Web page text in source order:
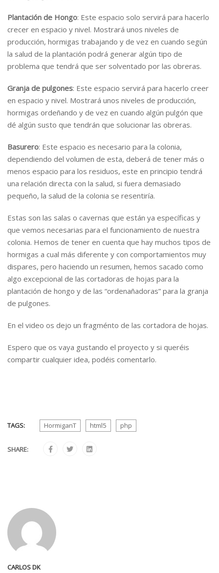
Plantación de Hongo: Este espacio solo servirá para hacerlo
crecer en espacio y nivel. Mostrará unos niveles de
producción, hormigas trabajando y de vez en cuando según
la salud de la plantación podrá generar algún tipo de
problema que tendrá que ser solventado por las obreras.
Granja de pulgones: Este espacio servirá para hacerlo creer
en espacio y nivel. Mostrará unos niveles de producción,
hormigas ordeñando y de vez en cuando algún pulgón que
dé algún susto que tendrán que solucionar las obreras.
Basurero: Este espacio es necesario para la colonia,
dependiendo del volumen de esta, deberá de tener más o
menos espacio para los residuos, este en principio tendrá
una relación directa con la salud, si fuera demasiado
pequeño, la salud de la colonia se resentiría.
Estas son las salas o cavernas que están ya específicas y
que vemos necesarias para el funcionamiento de nuestra
colonia. Hemos de tener en cuenta que hay muchos tipos de
hormigas a cual más diferente y con comportamientos muy
dispares, pero haciendo un resumen, hemos sacado como
algo excepcional de las cortadoras de hojas para la
plantación de hongo y de las “ordenañadoras” para la granja
de pulgones.
En el video os dejo un fragménto de las cortadora de hojas.
Espero que os vaya gustando el proyecto y si queréis
compartir cualquier idea, podéis comentarlo.
TAGS: HormiganT html5 php
SHARE:
CARLOS DK